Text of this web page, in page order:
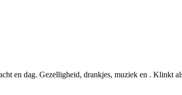
en dag. Gezelligheid, drankjes, muziek en . Klinkt